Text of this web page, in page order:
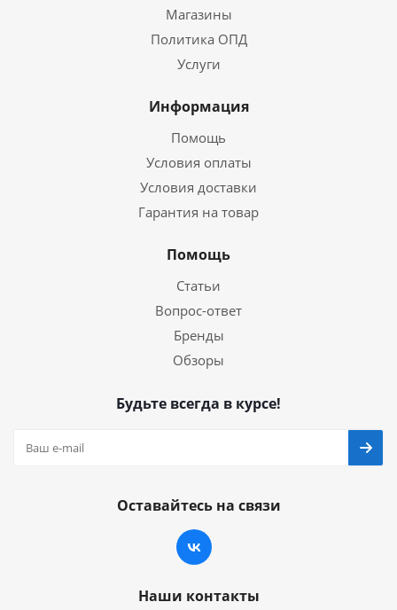
Магазины
Политика ОПД
Услуги
Информация
Помощь
Условия оплаты
Условия доставки
Гарантия на товар
Помощь
Статьи
Вопрос-ответ
Бренды
Обзоры
Будьте всегда в курсе!
Оставайтесь на связи
Наши контакты